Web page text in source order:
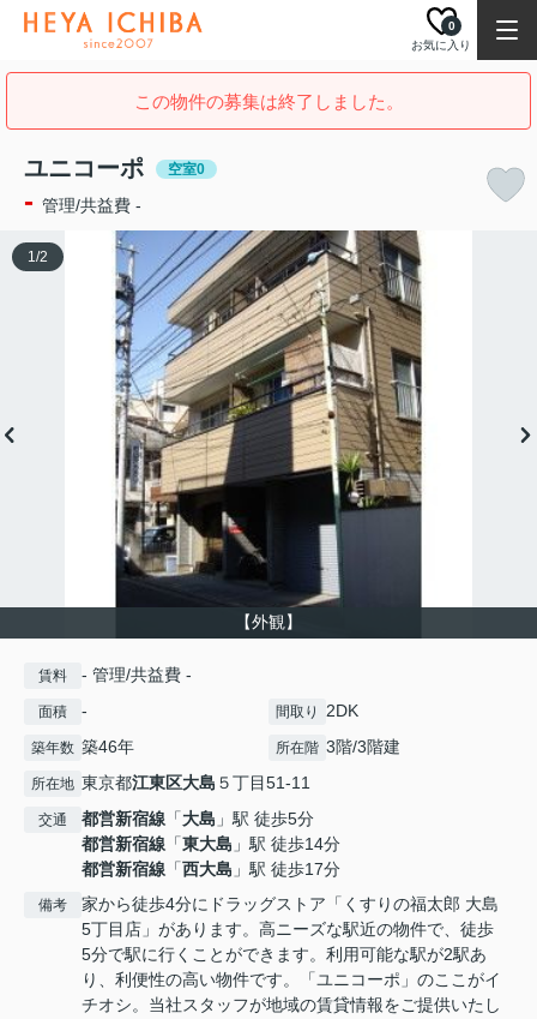
お気に入り
0
この物件の募集は終了しました。
ユニコーポ 空室0
- 管理/共益費 -
【外観】
1/2
賃料 - 管理/共益費 -
面積 - 間取り 2DK
築年数 築46年 所在階 3階/3階建
所在地 東京都江東区大島 ５丁目51-11
交通 都営新宿線 「大島 」駅 徒歩5分
都営新宿線 「東大島 」駅 徒歩14分
都営新宿線 「西大島 」駅 徒歩17分
備考
家から徒歩4分にドラッグストア「くすりの福太郎 大島
5丁目店」があります。高ニーズな駅近の物件で、徒歩
5分で駅に行くことができます。利用可能な駅が2駅あ
り、利便性の高い物件です。「ユニコーポ」のここがイ
チオシ。当社スタッフが地域の賃貸情報をご提供いたし